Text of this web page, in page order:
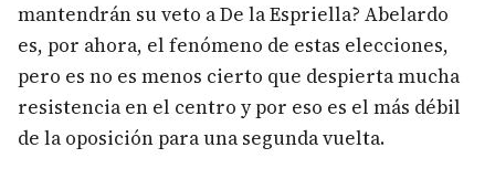
mantendrán su veto a De la Espriella? Abelardo
es, por ahora, el fenómeno de estas elecciones,
pero es no es menos cierto que despierta mucha
resistencia en el centro y por eso es el más débil
de la oposición para una segunda vuelta.